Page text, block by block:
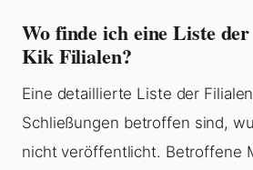
Wo finde ich eine Liste
Kik Filialen?
Eine detaillierte Liste der
Schließungen betroffen sind,
nicht veröffentlicht. Betroffene